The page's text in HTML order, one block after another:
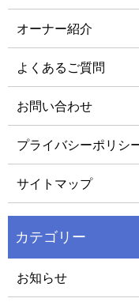
オーナー紹介
よくあるご質問
お問い合わせ
プライバシーポリシ
サイトマップ
お知らせ